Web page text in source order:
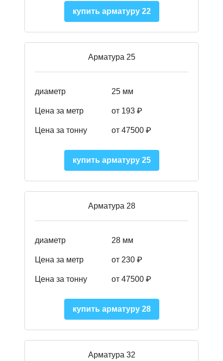
купить арматуру 22
Арматура 25
диаметр 25 мм
Цена за метр от 193 ₽
Цена за тонну от 47500 ₽
купить арматуру 25
Арматура 28
диаметр 28 мм
Цена за метр от 230 ₽
Цена за тонну от 47500 ₽
купить арматуру 28
Арматура 32